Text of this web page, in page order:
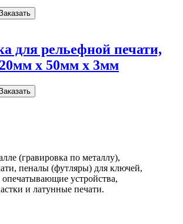
для рельефной печати,
х 50мм х 3мм
(гравировка по металлу),
пеналы (футляры) для ключей,
устройства,
и латунные печати.